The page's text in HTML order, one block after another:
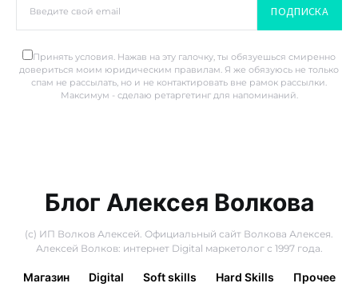
ПОДПИСКА
Принять условия. Нажав на эту галочку, ты обязуешься смиренно
довериться моим юридическим правилам. Я же обязуюсь не только
спам не рассылать, но и не контактировать вне рамок рассылки.
Максимум - сделаю ретаргетинг для напоминаний.
Блог Алексея Волкова
(с) ИП Волков Алексей. Официальный сайт Волкова Алексея.
Алексей Волков: интернет Digital маркетолог с 1997 года.
Магазин Digital Soft skills Hard Skills Прочее